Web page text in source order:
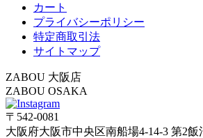
カート
プライバシーポリシー
特定商取引法
サイトマップ
ZABOU 大阪店
ZABOU OSAKA
〒542-0081
大阪府大阪市中央区南船場4-14-3 第2飯